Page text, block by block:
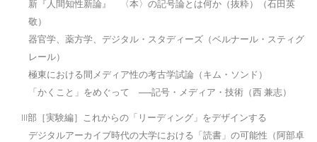
新『人間知性新論』 〈本〉の記号論とは何か（抜粋）（石田英
敬）
器官学、薬方学、デジタル・スタディーズ（ベルナール・スティグ
レール）
極東における間メディア性の考古学試論（キム・ソンド）
「かくこと」をめぐって ──記号・メディア・技術（西 兼志）
III部［実験編］これからの「リーディング」をデザインする
デジタルアーカイブ時代の大学における「読書」の可能性（阿部卓